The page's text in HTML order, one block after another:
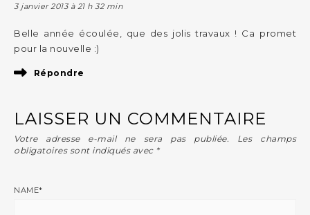
3 janvier 2013 à 21 h 32 min
Belle année écoulée, que des jolis travaux ! Ca promet
pour la nouvelle :)
Répondre
LAISSER UN COMMENTAIRE
Votre adresse e-mail ne sera pas publiée.
Les champs
obligatoires sont indiqués avec *
NAME*